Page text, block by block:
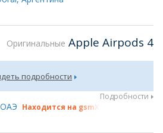
Оригинальные Apple Airpods 4
подробности
Подробности
ОАЭ Находится на gsmX Hong Kong 2026